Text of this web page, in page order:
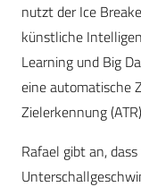
nutzt der Ice
künstliche
Learning und Big
eine automatische
Zielerkennung
Rafael gibt an,